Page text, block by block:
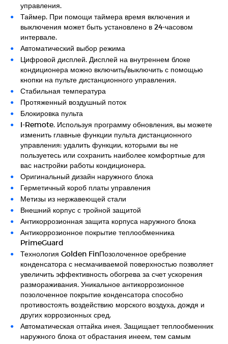
управления.
Таймер. При помощи таймера время включения и
выключения может быть установлено в 24-часовом
интервале.
Автоматический выбор режима
Цифровой дисплей. Дисплей на внутреннем блоке
кондиционера можно включить/выключить с помощью
кнопки на пульте дистанционного управления.
Стабильная температура
Протяженный воздушный поток
Блокировка пульта
I-Remote. Используя программу обновления, вы можете
изменить главные функции пульта дистанционного
управления: удалить функции, которыми вы не
пользуетесь или сохранить наиболее комфортные для
вас настройки работы кондиционера.
Оригинальный дизайн наружного блока
Герметичный короб платы управления
Метизы из нержавеющей стали
Внешний корпус с тройной защитой
Антикоррозионная защита корпуса наружного блока
Антикоррозионное покрытие теплообменника
PrimeGuard
Технология Golden FinПозолоченное оребрение
конденсатора с несмачиваемой поверхностью позволяет
увеличить эффективность обогрева за счет ускорения
размораживания. Уникальное антикоррозионное
позолоченное покрытие конденсатора способно
противостоять воздействию морского воздуха, дождя и
других коррозионных сред.
Автоматическая оттайка инея. Защищает теплообменник
наружного блока от обрастания инеем, тем самым